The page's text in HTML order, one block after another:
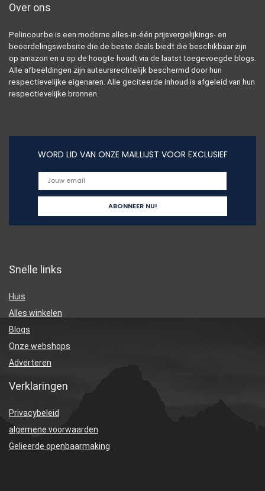
Over ons
Pelincour.be is een moderne alles-in-één prijsvergelijkings- en
beoordelingswebsite die de beste deals biedt die beschikbaar zijn
op amazon en u op de hoogte houdt via de laatst toegevoegde blogs.
Alle afbeeldingen zijn auteursrechtelijk beschermd door hun
respectievelijke eigenaren. Alle geciteerde inhoud is afgeleid van hun
respectievelijke bronnen.
WORD LID VAN ONZE MAILLIJST VOOR EXCLUSIEF
Snelle links
Huis
Alles winkelen
Blogs
Onze webshops
Adverteren
Verklaringen
Privacybeleid
algemene voorwaarden
Gelieerde openbaarmaking